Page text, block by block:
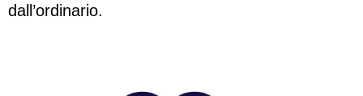
dall’ordinario.